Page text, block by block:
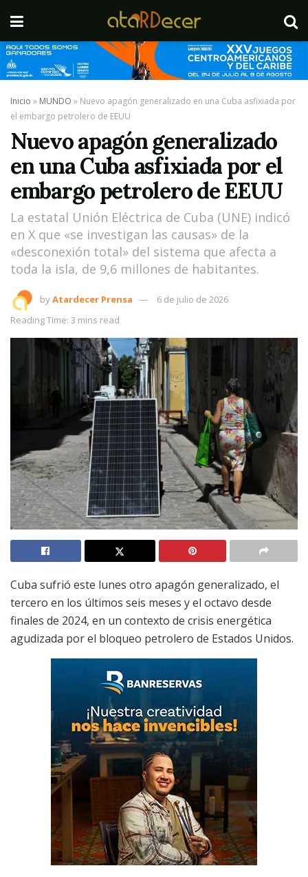
Inicio » MUNDO » Nuevo apagón generalizado en una Cuba asfixiada por
el embargo petrolero de EEUU
Nuevo apagón generalizado
en una Cuba asfixiada por el
embargo petrolero de EEUU
La estatal Unión Eléctrica de Cuba (UNE) indicó
en X que «se investigan las causas» de la
«desconexión total» del sistema que afecta a
toda la isla, de 9,6 millones de habitantes.
byAtardecer Prensa
6 de julio de 2026
Reading Time: 3 mins read
Cuba sufrió este lunes otro apagón generalizado, el
tercero en los últimos seis meses y el octavo desde
finales de 2024, en un contexto de crisis energética
agudizada por el bloqueo petrolero de Estados Unidos.